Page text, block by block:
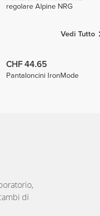
regolare Alpine NRG
Vedi Tutto
CHF 44.65
Pantaloncini IronMode
di